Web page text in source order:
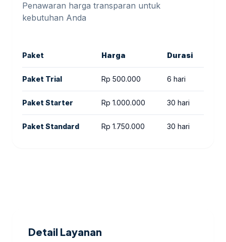
Penawaran harga transparan untuk
kebutuhan Anda
Paket Harga Durasi
Paket Trial Rp 500.000 6 hari
Paket Starter Rp 1.000.000 30 hari
Paket Standard Rp 1.750.000 30 hari
Detail Layanan